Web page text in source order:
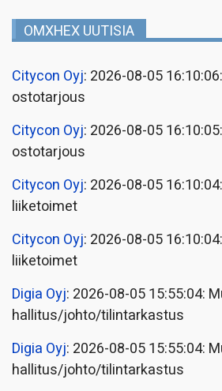
OMXHEX UUTISIA
Citycon Oyj: 2026-08-05
ostotarjous
Citycon Oyj: 2026-08-05
ostotarjous
Citycon Oyj: 2026-08-05
liiketoimet
Citycon Oyj: 2026-08-05
liiketoimet
Digia Oyj: 2026-08-05 15:55:04:
hallitus/johto/tilintarkastus
Digia Oyj: 2026-08-05 15:55:04:
hallitus/johto/tilintarkastus